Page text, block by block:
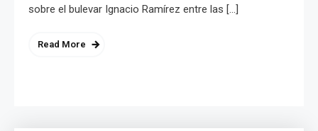
sobre el bulevar Ignacio Ramírez entre las […]
Read More